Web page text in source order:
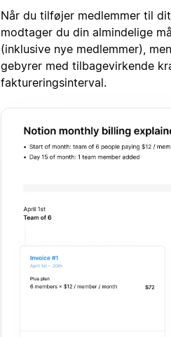
Når du tilføjer medlemmer til
modtager du din almindelige
(inklusive nye medlemmer),
gebyrer med tilbagevirkende
faktureringsinterval.